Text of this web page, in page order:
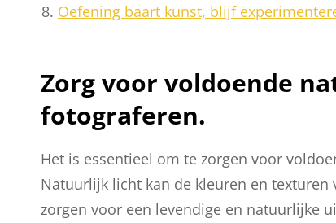
Oefening baart kunst, blijf
Zorg voor voldoende
fotograferen.
Het is essentieel om te zorgen voor
Natuurlijk licht kan de kleuren en
zorgen voor een levendige en natuurlijke